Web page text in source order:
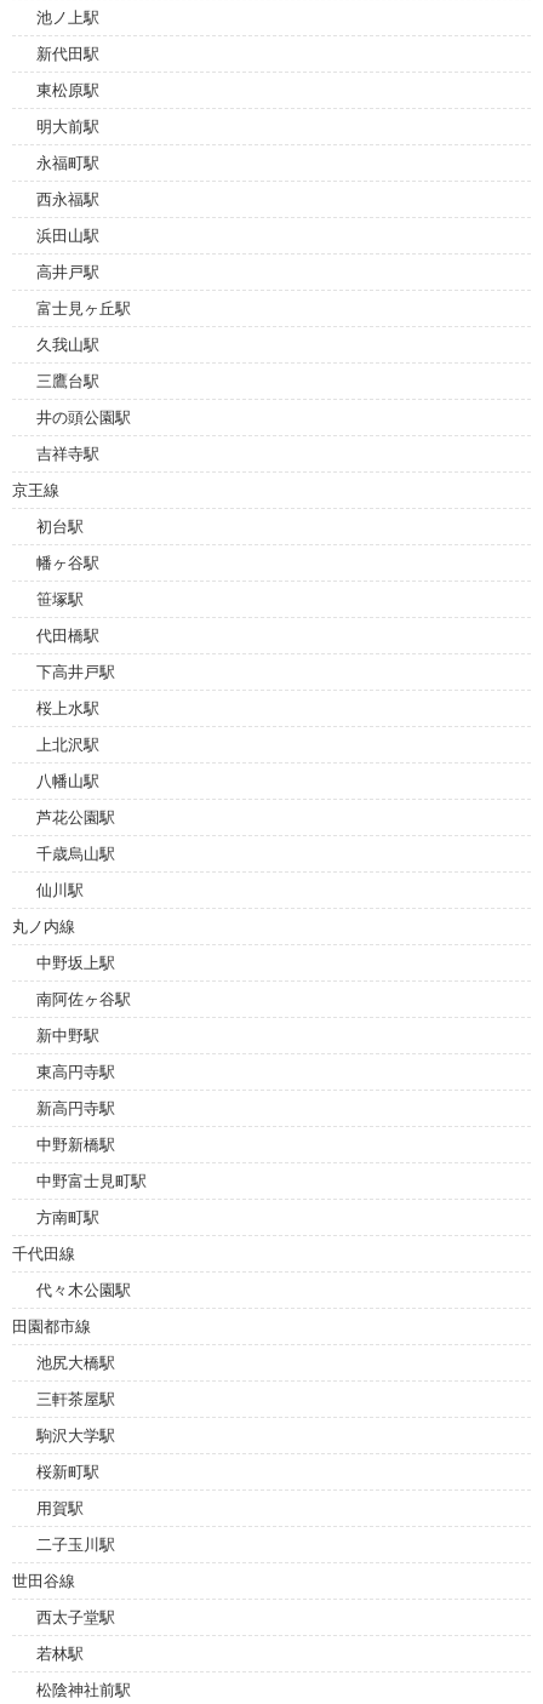
池ノ上駅
新代田駅
東松原駅
明大前駅
永福町駅
西永福駅
浜田山駅
高井戸駅
富士見ヶ丘駅
久我山駅
三鷹台駅
井の頭公園駅
吉祥寺駅
京王線
初台駅
幡ヶ谷駅
笹塚駅
代田橋駅
下高井戸駅
桜上水駅
上北沢駅
八幡山駅
芦花公園駅
千歳烏山駅
仙川駅
丸ノ内線
中野坂上駅
南阿佐ヶ谷駅
新中野駅
東高円寺駅
新高円寺駅
中野新橋駅
中野富士見町駅
方南町駅
千代田線
代々木公園駅
田園都市線
池尻大橋駅
三軒茶屋駅
駒沢大学駅
桜新町駅
用賀駅
二子玉川駅
世田谷線
西太子堂駅
若林駅
松陰神社前駅